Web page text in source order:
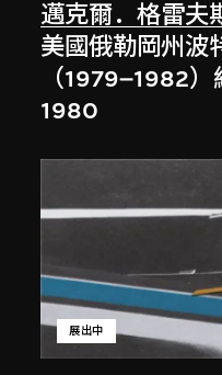
邁克爾．格雷夫
美國俄勒岡州波
（1979–1982）
1980
展出中